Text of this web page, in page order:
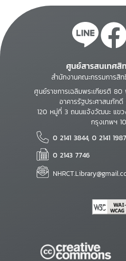
ศูนย์สารสนเทศ
สำนักงานคณะกรรมการสิ
ศูนย์ราชการเฉลิมพระเกียรติ
อาคารรัฐประศาสนภัก
120 หมู่ที่ 3 ถนนแจ้งวัฒนะ แข
กรุงเทพฯ
0 2141 3844, 0 2141
0 2143 7746